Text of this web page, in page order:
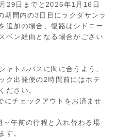
29日までと2026年1月16日
期間内の3日目にラクダサンラ
追加の場合、復路はシドニー
ベン経由となる場合がござい
ャトルバスに間に合うよう、
ク出発便の2時間前にはホテ
ださい。
チェックアウトをお済ませ
午前の行程と入れ替わる場
す。